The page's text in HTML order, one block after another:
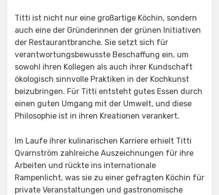
Titti ist nicht nur eine großartige Köchin, sondern
auch eine der Gründerinnen der grünen Initiativen
der Restaurantbranche. Sie setzt sich für
verantwortungsbewusste Beschaffung ein, um
sowohl ihren Kollegen als auch ihrer Kundschaft
ökologisch sinnvolle Praktiken in der Kochkunst
beizubringen. Für Titti entsteht gutes Essen durch
einen guten Umgang mit der Umwelt, und diese
Philosophie ist in ihren Kreationen verankert.
Im Laufe ihrer kulinarischen Karriere erhielt Titti
Qvarnström zahlreiche Auszeichnungen für ihre
Arbeiten und rückte ins internationale
Rampenlicht, was sie zu einer gefragten Köchin für
private Veranstaltungen und gastronomische